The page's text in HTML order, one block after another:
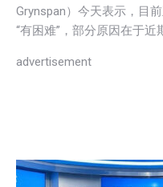
Grynspan）今天表示，目
“有困难”，部分原因在于近
advertisement